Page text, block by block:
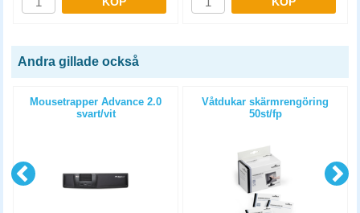
Andra gillade också
Mousetrapper Advance 2.0
svart/vit
Våtdukar skärmrengöring
50st/fp